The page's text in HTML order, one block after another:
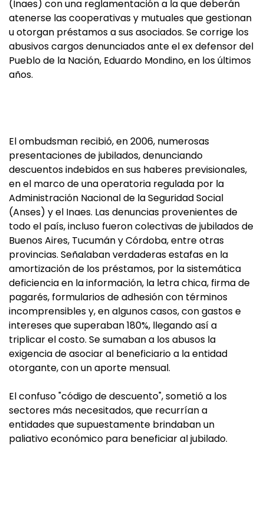
(Inaes) con una reglamentación a la que deberán
atenerse las cooperativas y mutuales que gestionan
u otorgan préstamos a sus asociados. Se corrige los
abusivos cargos denunciados ante el ex defensor del
Pueblo de la Nación, Eduardo Mondino, en los últimos
años.
El ombudsman recibió, en 2006, numerosas
presentaciones de jubilados, denunciando
descuentos indebidos en sus haberes previsionales,
en el marco de una operatoria regulada por la
Administración Nacional de la Seguridad Social
(Anses) y el Inaes. Las denuncias provenientes de
todo el país, incluso fueron colectivas de jubilados de
Buenos Aires, Tucumán y Córdoba, entre otras
provincias. Señalaban verdaderas estafas en la
amortización de los préstamos, por la sistemática
deficiencia en la información, la letra chica, firma de
pagarés, formularios de adhesión con términos
incomprensibles y, en algunos casos, con gastos e
intereses que superaban 180%, llegando así a
triplicar el costo. Se sumaban a los abusos la
exigencia de asociar al beneficiario a la entidad
otorgante, con un aporte mensual.
El confuso "código de descuento", sometió a los
sectores más necesitados, que recurrían a
entidades que supuestamente brindaban un
paliativo económico para beneficiar al jubilado.